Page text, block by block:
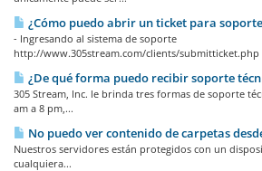
¿Cómo puedo abrir un ticket para
- Ingresando al sistema de soporte
http://www.305stream.com/clients/submitticket.php
¿De qué forma puedo recibir soporte
305 Stream, Inc. le brinda tres formas de soporte
am a 8 pm,...
No puedo ver contenido de carpetas
Nuestros servidores están protegidos con un
cualquiera...